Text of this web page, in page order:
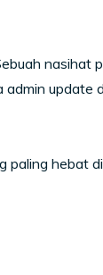
nasihat
update
paling hebat